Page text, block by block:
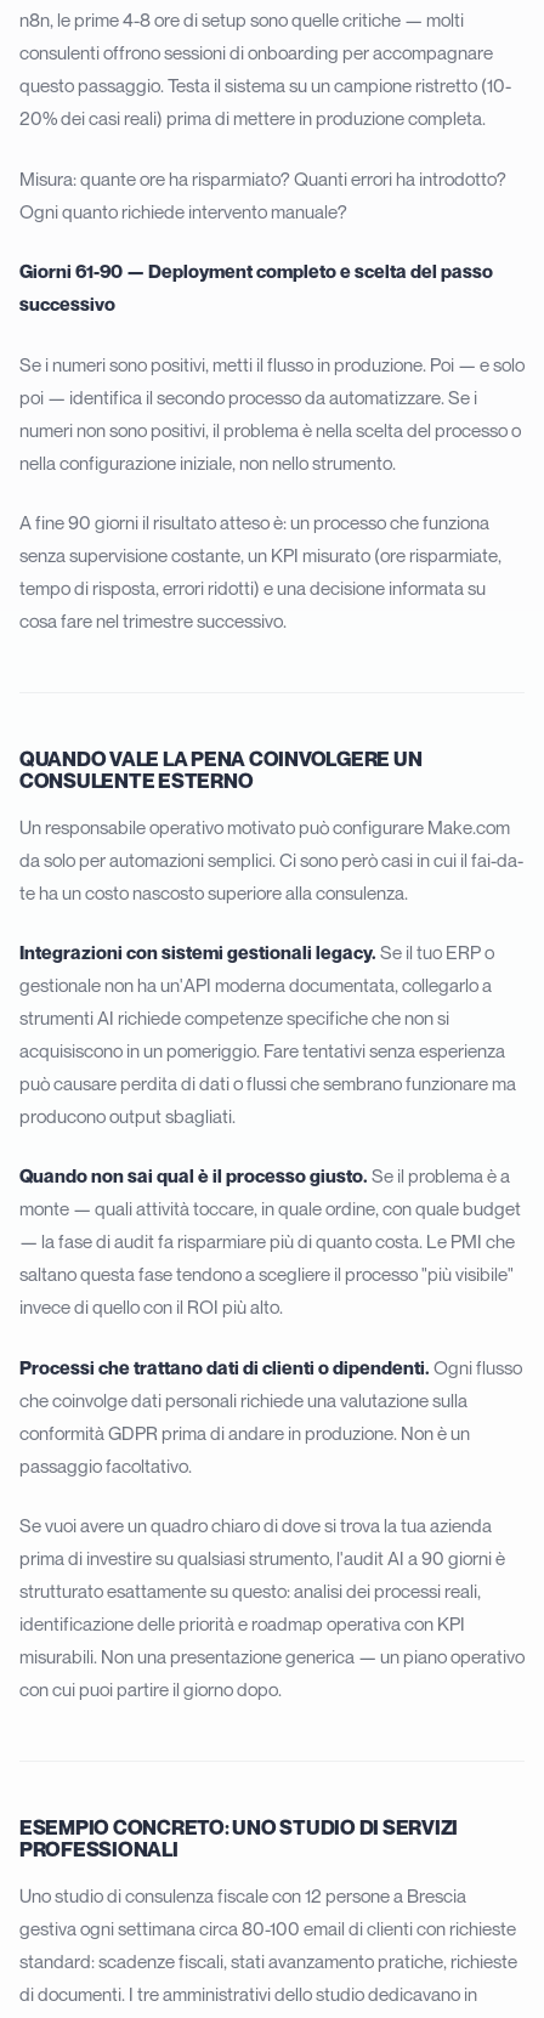
n8n, le prime 4-8 ore di setup sono quelle critiche — molti
consulenti offrono sessioni di onboarding per accompagnare
questo passaggio. Testa il sistema su un campione ristretto (10-
20% dei casi reali) prima di mettere in produzione completa.
Misura: quante ore ha risparmiato? Quanti errori ha introdotto?
Ogni quanto richiede intervento manuale?
Giorni 61-90 — Deployment completo e scelta del passo
successivo
Se i numeri sono positivi, metti il flusso in produzione. Poi — e solo
poi — identifica il secondo processo da automatizzare. Se i
numeri non sono positivi, il problema è nella scelta del processo o
nella configurazione iniziale, non nello strumento.
A fine 90 giorni il risultato atteso è: un processo che funziona
senza supervisione costante, un KPI misurato (ore risparmiate,
tempo di risposta, errori ridotti) e una decisione informata su
cosa fare nel trimestre successivo.
QUANDO VALE LA PENA COINVOLGERE UN
CONSULENTE ESTERNO
Un responsabile operativo motivato può configurare Make.com
da solo per automazioni semplici. Ci sono però casi in cui il fai-da-
te ha un costo nascosto superiore alla consulenza.
Integrazioni con sistemi gestionali legacy. Se il tuo ERP o
gestionale non ha un'API moderna documentata, collegarlo a
strumenti AI richiede competenze specifiche che non si
acquisiscono in un pomeriggio. Fare tentativi senza esperienza
può causare perdita di dati o flussi che sembrano funzionare ma
producono output sbagliati.
Quando non sai qual è il processo giusto. Se il problema è a
monte — quali attività toccare, in quale ordine, con quale budget
— la fase di audit fa risparmiare più di quanto costa. Le PMI che
saltano questa fase tendono a scegliere il processo "più visibile"
invece di quello con il ROI più alto.
Processi che trattano dati di clienti o dipendenti. Ogni flusso
che coinvolge dati personali richiede una valutazione sulla
conformità GDPR prima di andare in produzione. Non è un
passaggio facoltativo.
Se vuoi avere un quadro chiaro di dove si trova la tua azienda
prima di investire su qualsiasi strumento, l'audit AI a 90 giorniè
strutturato esattamente su questo: analisi dei processi reali,
identificazione delle priorità e roadmap operativa con KPI
misurabili. Non una presentazione generica — un piano operativo
con cui puoi partire il giorno dopo.
ESEMPIO CONCRETO: UNO STUDIO DI SERVIZI
PROFESSIONALI
Uno studio di consulenza fiscale con 12 persone a Brescia
gestiva ogni settimana circa 80-100 email di clienti con richieste
standard: scadenze fiscali, stati avanzamento pratiche, richieste
di documenti. I tre amministrativi dello studio dedicavano in